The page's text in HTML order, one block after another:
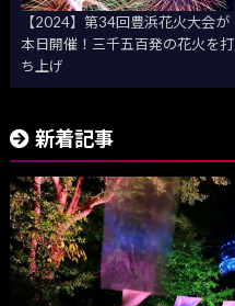
【2024】第34回豊浜花火大会が
本日開催！三千五百発の花火を打
ち上げ
新着記事